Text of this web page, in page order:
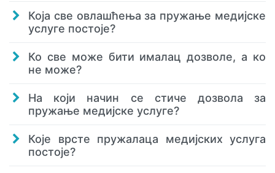
Која све овлашћења за пружање медијске
услуге постоје?
Ко све може бити ималац дозволе, а ко
не може?
На који начин се стиче дозвола за
пружање медијске услуге?
Које врсте пружалаца медијских услуга
постоје?